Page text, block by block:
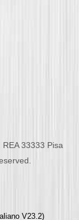
33333 Pisa
V23.2)